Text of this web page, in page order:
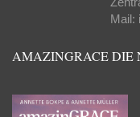
Mail:
AMAZINGRACE DIE